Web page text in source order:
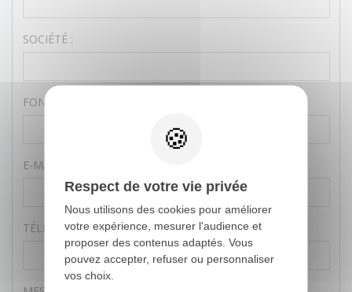
SOCIÉTÉ :
Respect de votre vie privée
Nous utilisons des cookies pour améliorer
votre expérience, mesurer l'audience et
proposer des contenus adaptés. Vous
pouvez accepter, refuser ou personnaliser
vos choix.